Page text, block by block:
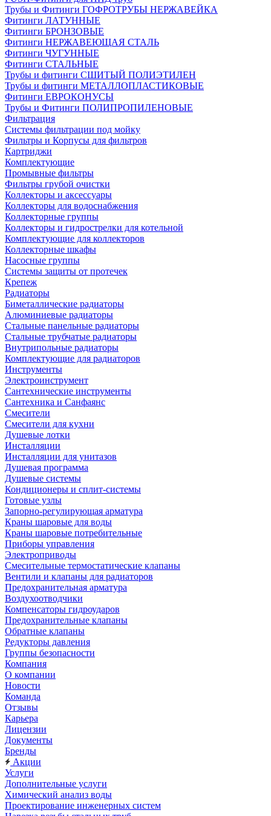
Трубы и Фитинги ГОФРОТРУБЫ НЕРЖАВЕЙКА
Фитинги ЛАТУННЫЕ
Фитинги БРОНЗОВЫЕ
Фитинги НЕРЖАВЕЮЩАЯ СТАЛЬ
Фитинги ЧУГУННЫЕ
Фитинги СТАЛЬНЫЕ
Трубы и фитинги СШИТЫЙ ПОЛИЭТИЛЕН
Трубы и фитинги МЕТАЛЛОПЛАСТИКОВЫЕ
Фитинги ЕВРОКОНУСЫ
Трубы и Фитинги ПОЛИПРОПИЛЕНОВЫЕ
Фильтрация
Системы фильтрации под мойку
Фильтры и Корпусы для фильтров
Картриджи
Комплектующие
Промывные фильтры
Фильтры грубой очистки
Коллекторы и аксессуары
Коллекторы для водоснабжения
Коллекторные группы
Коллекторы и гидрострелки для котельной
Комплектующие для коллекторов
Коллекторные шкафы
Насосные группы
Системы защиты от протечек
Крепеж
Радиаторы
Биметаллические радиаторы
Алюминиевые радиаторы
Стальные панельные радиаторы
Стальные трубчатые радиаторы
Внутрипольные радиаторы
Комплектующие для радиаторов
Инструменты
Электроинструмент
Сантехнические инструменты
Сантехника и Санфаянс
Смесители
Смесители для кухни
Душевые лотки
Инсталляции
Инсталляции для унитазов
Душевая программа
Душевые системы
Кондиционеры и сплит-системы
Готовые узлы
Запорно-регулирующая арматура
Краны шаровые для воды
Краны шаровые потребительные
Приборы управления
Электроприводы
Смесительные термостатические клапаны
Вентили и клапаны для радиаторов
Предохранительная арматура
Воздухоотводчики
Компенсаторы гидроударов
Предохранительные клапаны
Обратные клапаны
Редукторы давления
Группы безопасности
Компания
О компании
Новости
Команда
Отзывы
Карьера
Лицензии
Документы
Бренды
Акции
Услуги
Дополнительные услуги
Химический анализ воды
Проектирование инженерных систем